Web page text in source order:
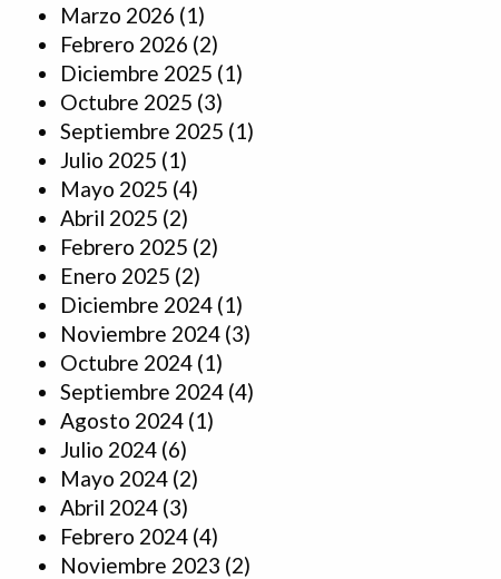
Marzo 2026 (1)
Febrero 2026 (2)
Diciembre 2025 (1)
Octubre 2025 (3)
Septiembre 2025 (1)
Julio 2025 (1)
Mayo 2025 (4)
Abril 2025 (2)
Febrero 2025 (2)
Enero 2025 (2)
Diciembre 2024 (1)
Noviembre 2024 (3)
Octubre 2024 (1)
Septiembre 2024 (4)
Agosto 2024 (1)
Julio 2024 (6)
Mayo 2024 (2)
Abril 2024 (3)
Febrero 2024 (4)
Noviembre 2023 (2)